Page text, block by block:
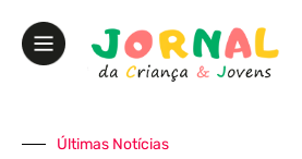
Últimas Notícias